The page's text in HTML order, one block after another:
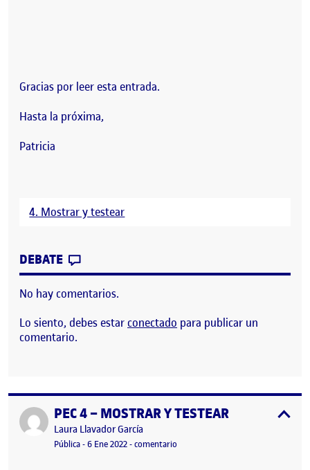
Gracias por leer esta entrada.
Hasta la próxima,
Patricia
4. Mostrar y testear
DEBATE
No hay comentarios.
Lo siento, debes estarconectado para publicar un
comentario.
Publicado porPEC 4 – MOSTRAR Y TESTEAR
Publicado por
Laura Llavador García
Visibilidad:
Pública-Fecha de publicación
6 Ene 20226 enero, 2022 9:25 pm
-comentario